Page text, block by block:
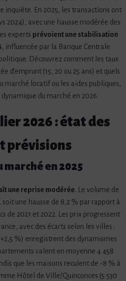
inquiète. En 2025, les transactions ont
2024), avec une hausse modérée des
experts prévoient une stabilisation
, influencée par la Banque Centrale
Découvrez comment les taux
d’emprunt (15, 20 ou 25 ans) et quels
marché locatif ou les aides publiques,
du marché en 2026.
2026 : état des
prévisions
marché en 2025
une reprise modérée. Le volume de
une hausse de 8,2 % par rapport à
de 2021 et 2022. Les prix progressent
avec des écarts selon les villes :
%) enregistrent des dynamismes
valent en moyenne 4 458
que les maisons reculent de -8 % à
Hôtel de Ville/Quinconces (5 530